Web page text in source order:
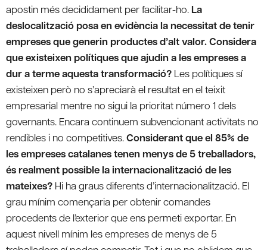
apostin més decididament per facilitar-ho. La
deslocalització posa en evidència la necessitat de tenir
empreses que generin productes d’alt valor. Considera
que existeixen polítiques que ajudin a les empreses a
dur a terme aquesta transformació? Les polítiques sí
existeixen però no s’apreciarà el resultat en el teixit
empresarial mentre no sigui la prioritat número 1 dels
governants. Encara continuem subvencionant activitats no
rendibles i no competitives.Considerant que el 85% de
les empreses catalanes tenen menys de 5 treballadors,
és realment possible la internacionalització de les
mateixes? Hi ha graus diferents d’internacionalització. El
grau mínim començaria per obtenir comandes
procedents de l’exterior que ens permeti exportar. En
aquest nivell mínim les empreses de menys de 5